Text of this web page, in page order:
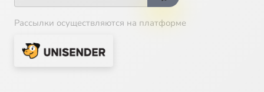
Рассылки осуществляются на платформе